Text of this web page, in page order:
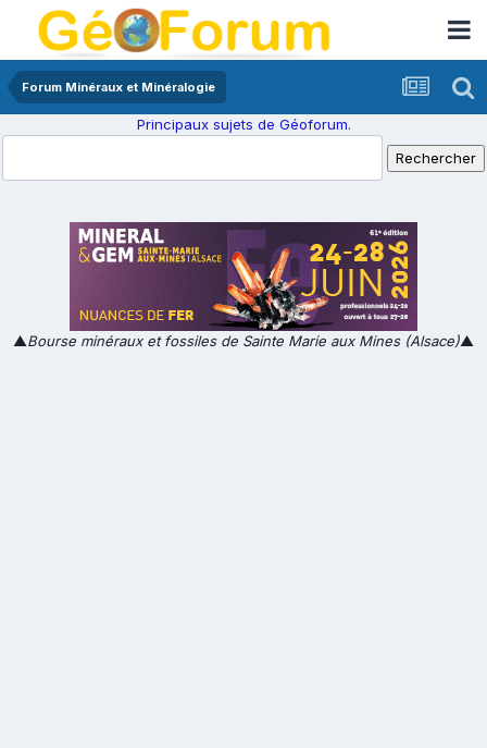
Forum Minéraux et Minéralogie
Principaux sujets de Géoforum.
▲Bourse minéraux et fossiles de Sainte Marie aux Mines (Alsace)▲